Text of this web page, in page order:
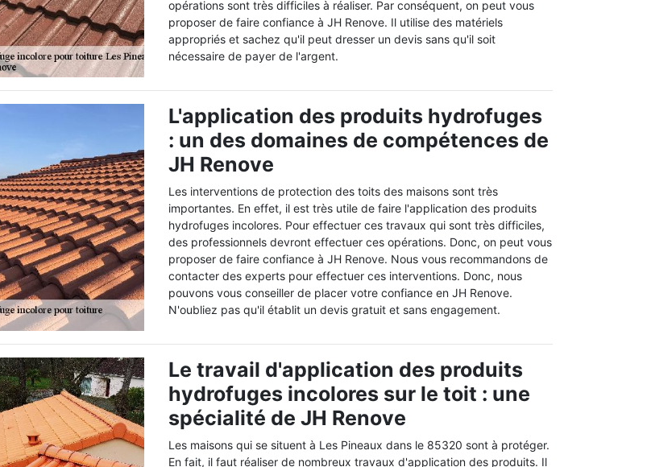
opérations sont très difficiles à réaliser. Par conséquent, on peut vous
proposer de faire confiance à JH Renove. Il utilise des matériels
appropriés et sachez qu'il peut dresser un devis sans qu'il soit
nécessaire de payer de l'argent.
L'application des produits hydrofuges
: un des domaines de compétences de
JH Renove
Les interventions de protection des toits des maisons sont très
importantes. En effet, il est très utile de faire l'application des produits
hydrofuges incolores. Pour effectuer ces travaux qui sont très difficiles,
des professionnels devront effectuer ces opérations. Donc, on peut vous
proposer de faire confiance à JH Renove. Nous vous recommandons de
contacter des experts pour effectuer ces interventions. Donc, nous
pouvons vous conseiller de placer votre confiance en JH Renove.
N'oubliez pas qu'il établit un devis gratuit et sans engagement.
Le travail d'application des produits
hydrofuges incolores sur le toit : une
spécialité de JH Renove
Les maisons qui se situent à Les Pineaux dans le 85320 sont à protéger.
En fait, il faut réaliser de nombreux travaux d'application des produits. Il